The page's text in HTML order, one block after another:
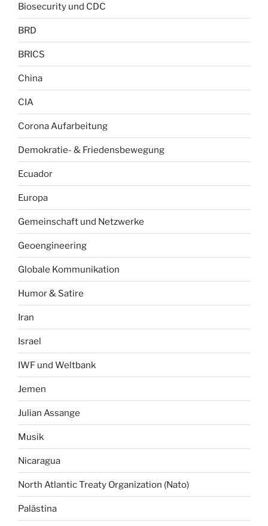
Biosecurity und CDC
BRD
BRICS
China
CIA
Corona Aufarbeitung
Demokratie- & Friedensbewegung
Ecuador
Europa
Gemeinschaft und Netzwerke
Geoengineering
Globale Kommunikation
Humor & Satire
Iran
Israel
IWF und Weltbank
Jemen
Julian Assange
Musik
Nicaragua
North Atlantic Treaty Organization (Nato)
Palästina